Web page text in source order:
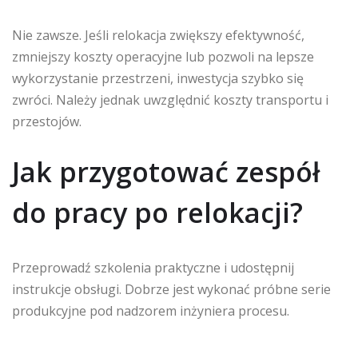
Nie zawsze. Jeśli relokacja zwiększy efektywność,
zmniejszy koszty operacyjne lub pozwoli na lepsze
wykorzystanie przestrzeni, inwestycja szybko się
zwróci. Należy jednak uwzględnić koszty transportu i
przestojów.
Jak przygotować zespół
do pracy po relokacji?
Przeprowadź szkolenia praktyczne i udostępnij
instrukcje obsługi. Dobrze jest wykonać próbne serie
produkcyjne pod nadzorem inżyniera procesu.